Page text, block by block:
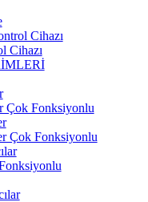
Cihazı
Cihazı
Çok Fonksiyonlu
Çok Fonksiyonlu